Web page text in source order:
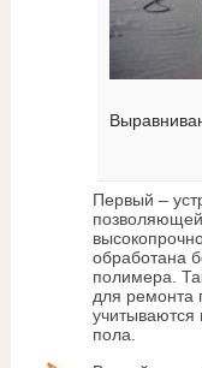
Первый –
обработана
полимера.
для ремонта
учитываются
пола.